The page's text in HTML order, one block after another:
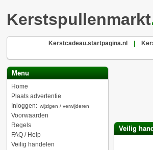
Kerstspullenmarkt
Kerstcadeau.startpagina.nl
Menu
Home
Plaats advertentie
Inloggen: wijzigen / verwijderen
Voorwaarden
Regels
FAQ / Help
Veilig handelen
Veilig